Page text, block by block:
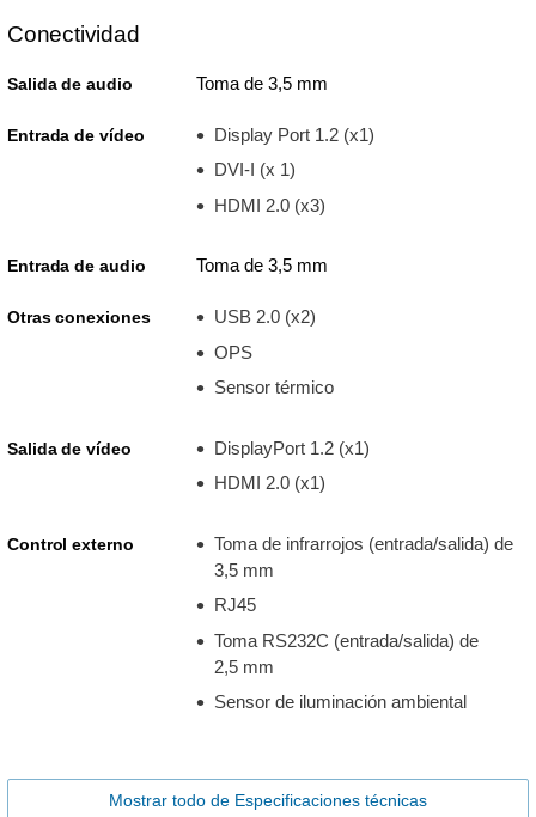
Conectividad
Salida de audio Toma de 3,5 mm
Entrada de vídeo
Display Port 1.2 (x1)
DVI-I (x 1)
HDMI 2.0 (x3)
Entrada de audio Toma de 3,5 mm
Otras conexiones
USB 2.0 (x2)
OPS
Sensor térmico
Salida de vídeo
DisplayPort 1.2 (x1)
HDMI 2.0 (x1)
Control externo
Toma de infrarrojos (entrada/salida) de
3,5 mm
RJ45
Toma RS232C (entrada/salida) de
2,5 mm
Sensor de iluminación ambiental
Mostrar todo de Especificaciones técnicas